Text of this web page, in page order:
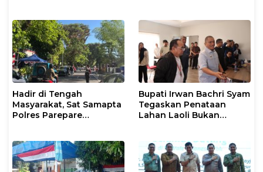
Hadir di Tengah
Masyarakat, Sat Samapta
Polres Parepare
Bupati Irwan Bachri Syam
Tegaskan Penataan
Lahan Laoli Bukan